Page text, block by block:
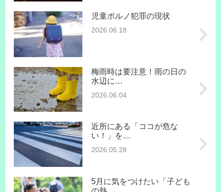
児童ポルノ犯罪の現状
2026.06.18
梅雨時は要注意！雨の日の
水辺に…
2026.06.04
近所にある「ココが危な
い！」を…
2026.05.28
5月に気をつけたい「子ども